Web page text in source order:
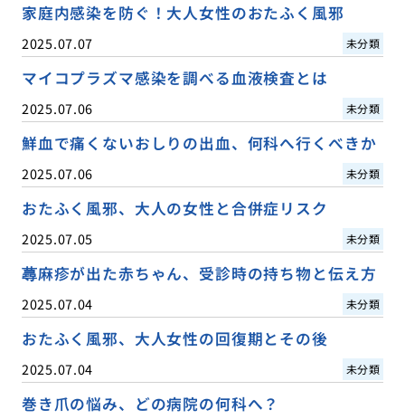
家庭内感染を防ぐ！大人女性のおたふく風邪
2025.07.07 未分類
マイコプラズマ感染を調べる血液検査とは
2025.07.06 未分類
鮮血で痛くないおしりの出血、何科へ行くべきか
2025.07.06 未分類
おたふく風邪、大人の女性と合併症リスク
2025.07.05 未分類
蕁麻疹が出た赤ちゃん、受診時の持ち物と伝え方
2025.07.04 未分類
おたふく風邪、大人女性の回復期とその後
2025.07.04 未分類
巻き爪の悩み、どの病院の何科へ？